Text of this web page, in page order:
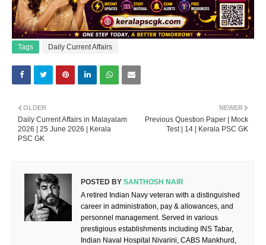
Tags Daily Current Affairs
NEWER
Previous Question Paper | Mock
Test | 14 | Kerala PSC GK
OLDER
Daily Current Affairs in Malayalam
2026 | 25 June 2026 | Kerala
PSC GK
POSTED BY SANTHOSH NAIR
A retired Indian Navy veteran with a distinguished
career in administration, pay & allowances, and
personnel management. Served in various
prestigious establishments including INS Tabar,
Indian Naval Hospital Nivarini, CABS Mankhurd,